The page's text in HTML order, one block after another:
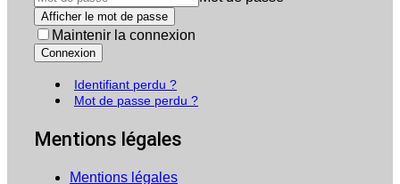
Afficher le mot de passe
Maintenir la connexion
Connexion
Identifiant perdu ?
Mot de passe perdu ?
Mentions légales
Mentions légales